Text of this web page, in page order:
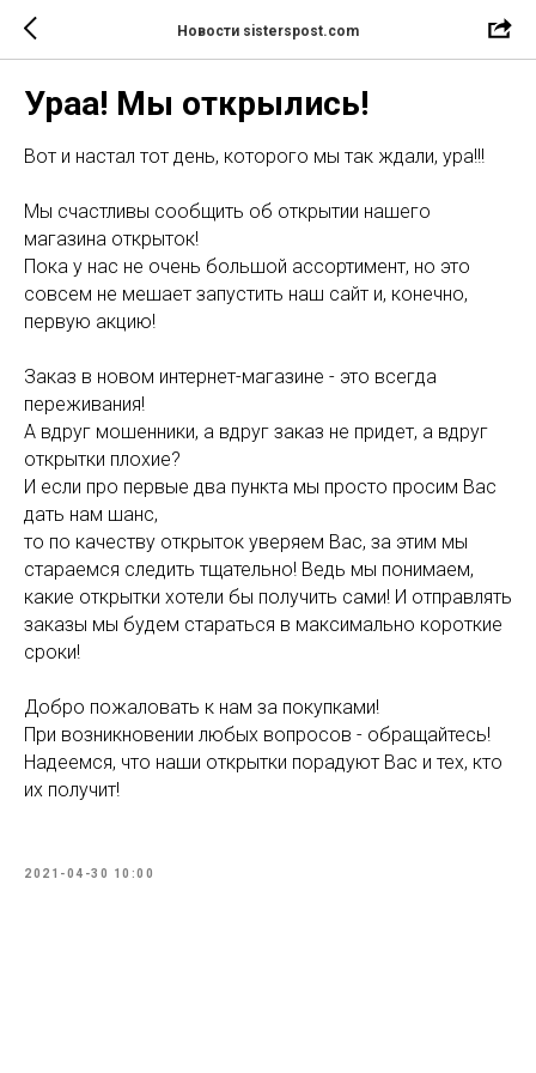
Новости sisterspost.com
Ураа! Мы открылись!
Вот и настал тот день, которого мы так ждали, ура!!!
Мы счастливы сообщить об открытии нашего
магазина открыток!
Пока у нас не очень большой ассортимент, но это
совсем не мешает запустить наш сайт и, конечно,
первую акцию!
Заказ в новом интернет-магазине - это всегда
переживания!
А вдруг мошенники, а вдруг заказ не придет, а вдруг
открытки плохие?
И если про первые два пункта мы просто просим Вас
дать нам шанс,
то по качеству открыток уверяем Вас, за этим мы
стараемся следить тщательно! Ведь мы понимаем,
какие открытки хотели бы получить сами! И отправлять
заказы мы будем стараться в максимально короткие
сроки!
Добро пожаловать к нам за покупками!
При возникновении любых вопросов - обращайтесь!
Надеемся, что наши открытки порадуют Вас и тех, кто
их получит!
2021-04-30 10:00